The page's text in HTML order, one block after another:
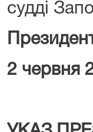
судді
2 червня